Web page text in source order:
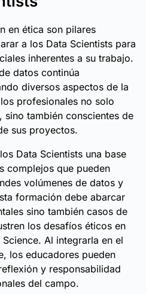
en ética son pilares
a los Data Scientists para
inherentes a su trabajo.
datos continúa
diversos aspectos de la
profesionales no solo
sino también conscientes de
sus proyectos.
Data Scientists una base
complejos que pueden
volúmenes de datos y
formación debe abarcar
sino también casos de
los desafíos éticos en
Al integrarla en el
los educadores pueden
y responsabilidad
del campo.